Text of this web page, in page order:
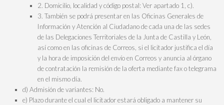
2. Domicilio, localidad y código postal: Ver apartado 1, c).
3. También se podrá presentar en las Oficinas Generales de
Información y Atención al Ciudadano de cada una de las sedes
de las Delegaciones Territoriales de la Junta de Castilla y León,
así como en las oficinas de Correos, si el licitador justifica el día
y la hora de imposición del envío en Correos y anuncia al órgano
de contratación la remisión de la oferta mediante fax o telegrama
en el mismo día.
d) Admisión de variantes: No.
e) Plazo durante el cual el licitador estará obligado a mantener su